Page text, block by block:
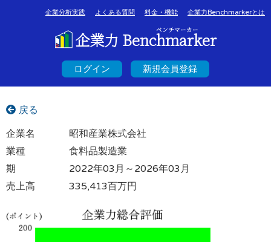
企業分析実践 よくある質問 料金・機能 企業力Benchmarkerとは
ベンチマーカー
企業力 Benchmarker
ログイン 新規会員登録
戻る
企業名
昭和産業株式会社
業種
食料品製造業
期
2022年03月～2026年03月
売上高
335,413百万円